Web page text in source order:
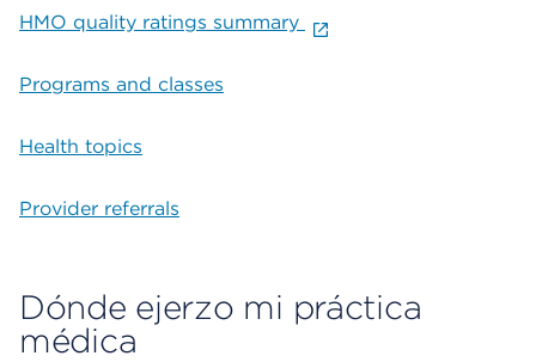
HMO quality ratings summary
Programs and classes
Health topics
Provider referrals
Dónde ejerzo mi práctica
médica